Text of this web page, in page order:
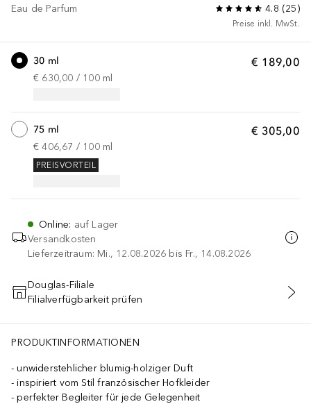
Eau de Parfum 4.8 (25)
Preise inkl. MwSt.
€ 189,00
30 ml
€ 630,00 / 100 ml
€ 305,00
75 ml
€ 406,67 / 100 ml
PREISVORTEIL
Online: auf Lager
Versandkosten
Lieferzeitraum: Mi., 12.08.2026 bis Fr., 14.08.2026
IN DEN WARENKORB
Douglas-Filiale
Filialverfügbarkeit prüfen
PRODUKTINFORMATIONEN
unwiderstehlicher blumig-holziger Duft
inspiriert vom Stil französischer Hofkleider
perfekter Begleiter für jede Gelegenheit